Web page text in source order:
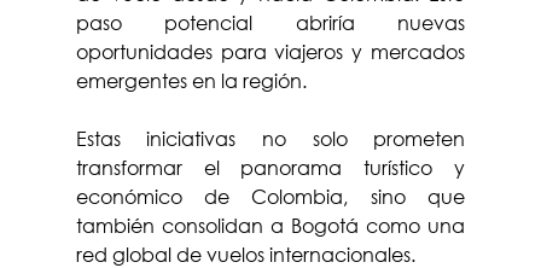
paso potencial abriría nuevas
oportunidades para viajeros y mercados
emergentes en la región.
Estas iniciativas no solo prometen
transformar el panorama turístico y
económico de Colombia, sino que
también consolidan a Bogotá como una
red global de vuelos internacionales.